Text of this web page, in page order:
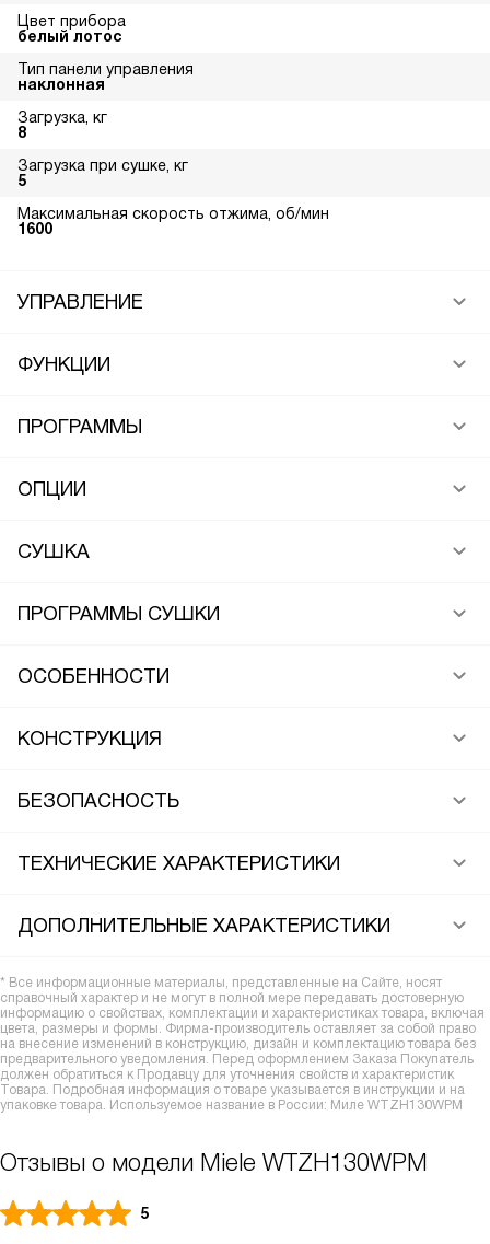
Цвет прибора
белый лотос
Тип панели управления
наклонная
Загрузка, кг
8
Загрузка при сушке, кг
5
Максимальная скорость отжима, об/мин
1600
УПРАВЛЕНИЕ
ФУНКЦИИ
ПРОГРАММЫ
ОПЦИИ
СУШКА
ПРОГРАММЫ СУШКИ
ОСОБЕННОСТИ
КОНСТРУКЦИЯ
БЕЗОПАСНОСТЬ
ТЕХНИЧЕСКИЕ ХАРАКТЕРИСТИКИ
ДОПОЛНИТЕЛЬНЫЕ ХАРАКТЕРИСТИКИ
* Все информационные материалы, представленные на Сайте, носят
справочный характер и не могут в полной мере передавать достоверную
информацию о свойствах, комплектации и характеристиках товара, включая
цвета, размеры и формы. Фирма-производитель оставляет за собой право
на внесение изменений в конструкцию, дизайн и комплектацию товара без
предварительного уведомления. Перед оформлением Заказа Покупатель
должен обратиться к Продавцу для уточнения свойств и характеристик
Товара. Подробная информация о товаре указывается в инструкции и на
упаковке товара. Используемое название в России: Миле WTZH130WPM
Отзывы о модели Miele WTZH130WPM
5